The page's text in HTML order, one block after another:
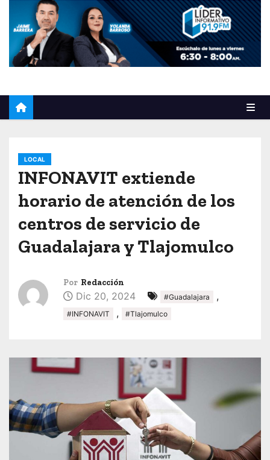
LOCAL
INFONAVIT extiende
horario de atención de los
centros de servicio de
Guadalajara y Tlajomulco
Por Redacción
Dic 20, 2024 #Guadalajara ,
#INFONAVIT , #Tlajomulco